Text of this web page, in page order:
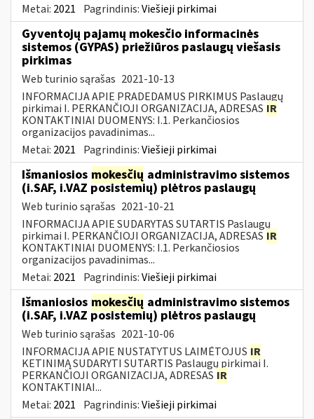
Metai: 2021 Pagrindinis:Viešieji pirkimai
Gyventojų pajamų mokesčio informacinės
sistemos (GYPAS) priežiūros paslaugų viešasis
pirkimas
Web turinio sąrašas 2021-10-13
INFORMACIJA APIE PRADEDAMUS PIRKIMUS Paslaugų
pirkimai I. PERKANČIOJI ORGANIZACIJA, ADRESAS IR
KONTAKTINIAI DUOMENYS: I.1. Perkančiosios
organizacijos pavadinimas...
Metai: 2021 Pagrindinis:Viešieji pirkimai
Išmaniosios mokesčių administravimo sistemos
(i.SAF, i.VAZ posistemių) plėtros paslaugų
Web turinio sąrašas 2021-10-21
INFORMACIJA APIE SUDARYTAS SUTARTIS Paslaugų
pirkimai I. PERKANČIOJI ORGANIZACIJA, ADRESAS IR
KONTAKTINIAI DUOMENYS: I.1. Perkančiosios
organizacijos pavadinimas...
Metai: 2021 Pagrindinis:Viešieji pirkimai
Išmaniosios mokesčių administravimo sistemos
(i.SAF, i.VAZ posistemių) plėtros paslaugų
Web turinio sąrašas 2021-10-06
INFORMACIJA APIE NUSTATYTUS LAIMĖTOJUS IR
KETINIMĄ SUDARYTI SUTARTIS Paslaugų pirkimai I.
PERKANČIOJI ORGANIZACIJA, ADRESAS IR
KONTAKTINIAI...
Metai: 2021 Pagrindinis:Viešieji pirkimai